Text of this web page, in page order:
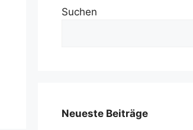
Suchen
Neueste Beiträge